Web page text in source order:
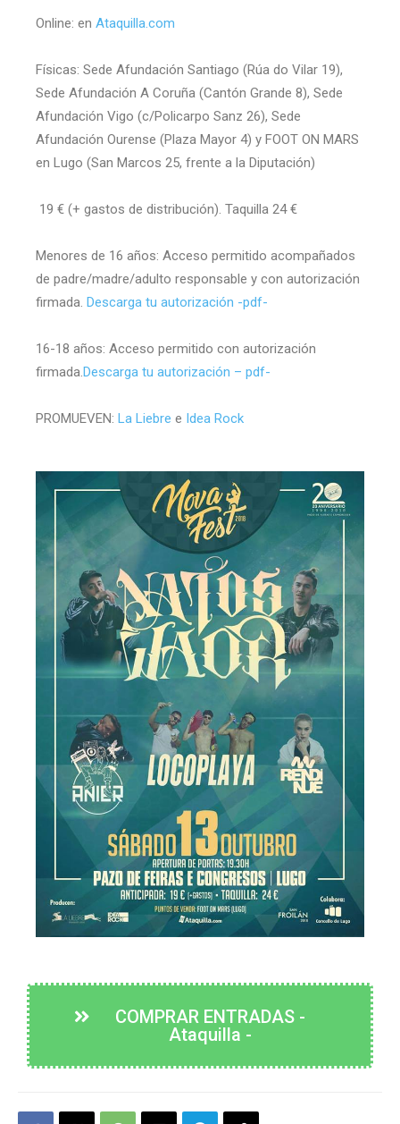
Online: en Ataquilla.com
Físicas: Sede Afundación Santiago (Rúa do Vilar 19),
Sede Afundación A Coruña (Cantón Grande 8), Sede
Afundación Vigo (c/Policarpo Sanz 26), Sede
Afundación Ourense (Plaza Mayor 4) y FOOT ON MARS
en Lugo (San Marcos 25, frente a la Diputación)
19 € (+ gastos de distribución). Taquilla 24 €
Menores de 16 años: Acceso permitido acompañados
de padre/madre/adulto responsable y con autorización
firmada. Descarga tu autorización -pdf-
16-18 años: Acceso permitido con autorización
firmada.Descarga tu autorización – pdf-
PROMUEVEN: La Liebre e Idea Rock
COMPRAR ENTRADAS -
Ataquilla -